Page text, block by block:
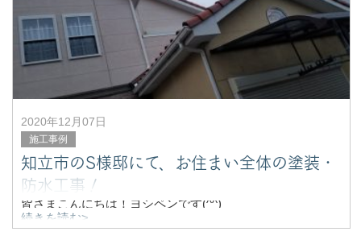
2020年12月07日
施工事例
知立市のS様邸にて、お住まい全体の塗装・
防水工事！
皆さまこんにちは！ヨシペンです(^^)
この度は知立市にお住まいのお客様から、住まいまるごと
の塗装・防水工事のご依頼をいただきました！ありがたい
続きを読む>